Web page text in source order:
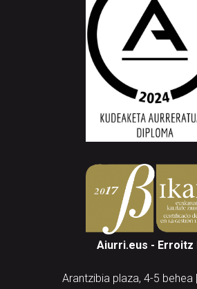
Aiurri.eus - Erroitz
Arantzibia plaza, 4-5 behea